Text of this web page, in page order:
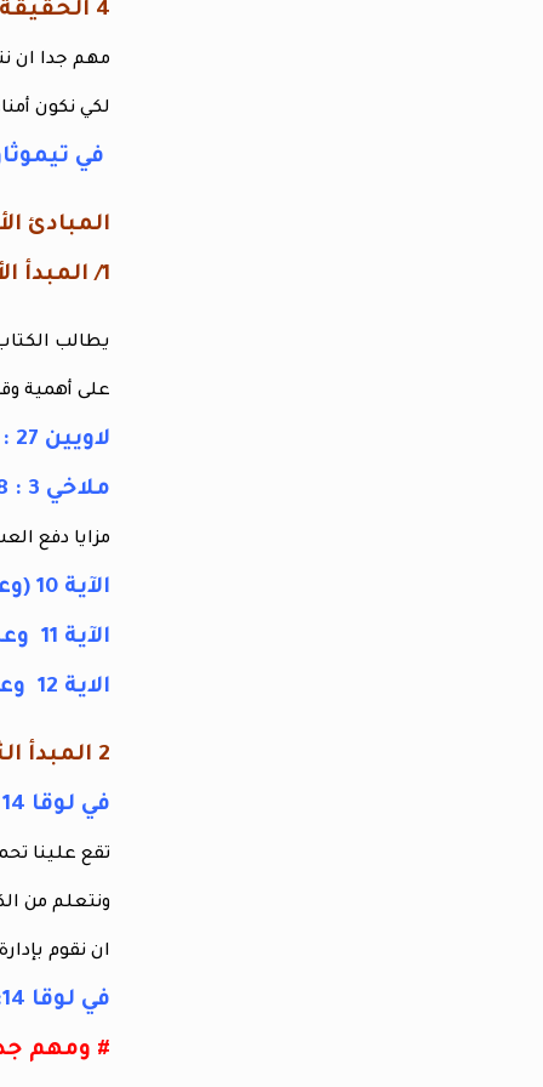
4 الحقيقة الرابعة يجب علينا تعلم مهارة إدارة مواردنا المالية
مهم جدا ان
لكي نكون
في تيموثاوس
المبادئ
1/ المبدأ الأول الأمانة في العشور
يطالب
على أهمية
لاويين 27 : 30
ملاخي 3 : 8-12
مزايا دفع
الآية 10 (وعد بتدفق البركات المادية
الآية 11 وعد بحمايتنا من الفشل
الاية 12 وعد بأن يعطينا النجاح
2 المبدأ الثاني الإدارة الحكيمة
في لوقا 14 : 28
تقع علينا
ونتعلم من
ان نقوم
في لوقا 14: 28
# ومهم